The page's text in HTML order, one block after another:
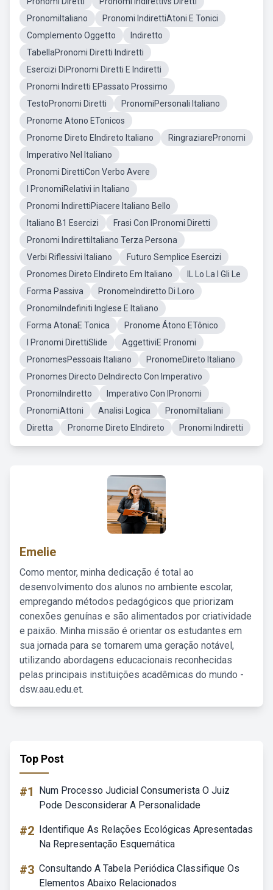
PronomiItaliano
Pronomi IndirettiAtoni E Tonici
Complemento Oggetto
Indiretto
TabellaPronomi Diretti Indiretti
Esercizi DiPronomi Diretti E Indiretti
Pronomi Indiretti EPassato Prossimo
TestoPronomi Diretti
PronomiPersonali Italiano
Pronome Atono ETonicos
Pronome Direto EIndireto Italiano
RingraziarePronomi
Imperativo Nel Italiano
Pronomi DirettiCon Verbo Avere
I PronomiRelativi in Italiano
Pronomi IndirettiPiacere Italiano Bello
Italiano B1 Esercizi
Frasi Con IPronomi Diretti
Pronomi IndirettiItaliano Terza Persona
Verbi Riflessivi Italiano
Futuro Semplice Esercizi
Pronomes Direto EIndireto Em Italiano
IL Lo La I Gli Le
Forma Passiva
PronomeIndiretto Di Loro
PronomiIndefiniti Inglese E Italiano
Forma AtonaE Tonica
Pronome Átono ETônico
I Pronomi DirettiSlide
AggettiviE Pronomi
PronomesPessoais Italiano
PronomeDireto Italiano
Pronomes Directo DeIndirecto Con Imperativo
PronomiIndiretto
Imperativo Con IPronomi
PronomiAttoni
Analisi Logica
PronomiItaliani
Diretta
Pronome Direto EIndireto Pronomi Indiretti
Emelie
Como mentor, minha dedicação é total ao
desenvolvimento dos alunos no ambiente escolar,
empregando métodos pedagógicos que priorizam
conexões genuínas e são alimentados por criatividade
e paixão. Minha missão é orientar os estudantes em
sua jornada para se tornarem uma geração notável,
utilizando abordagens educacionais reconhecidas
pelas principais instituições acadêmicas do mundo -
dsw.aau.edu.et.
Top Post
#1
Num Processo Judicial Consumerista O Juiz
Pode Desconsiderar A Personalidade
#2 Identifique As Relações Ecológicas Apresentadas
Na Representação Esquemática
#3 Consultando A Tabela Periódica Classifique Os
Elementos Abaixo Relacionados